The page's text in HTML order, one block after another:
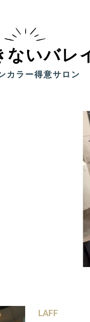
カラー得意サロン
いバレ
LAFF